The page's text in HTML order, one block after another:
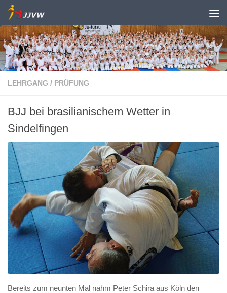
Zum Inhalt springen
LEHRGANG / PRÜFUNG
BJJ bei brasilianischem Wetter in
Sindelfingen
Bereits zum neunten Mal nahm Peter Schira aus Köln den